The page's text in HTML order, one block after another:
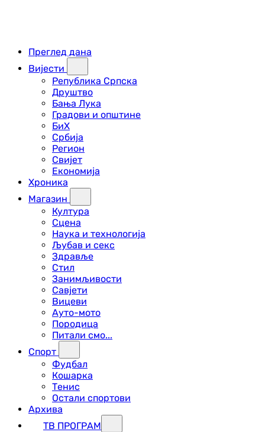
Преглед дана
Вијести
Република Српска
Друштво
Бања Лука
Градови и општине
БиХ
Србија
Регион
Свијет
Економија
Хроника
Магазин
Култура
Сцена
Наука и технологија
Љубав и секс
Здравље
Стил
Занимљивости
Савјети
Вицеви
Ауто-мото
Породица
Питали смо...
Спорт
Фудбал
Кошарка
Тенис
Остали спортови
Архива
ТВ ПРОГРАМ